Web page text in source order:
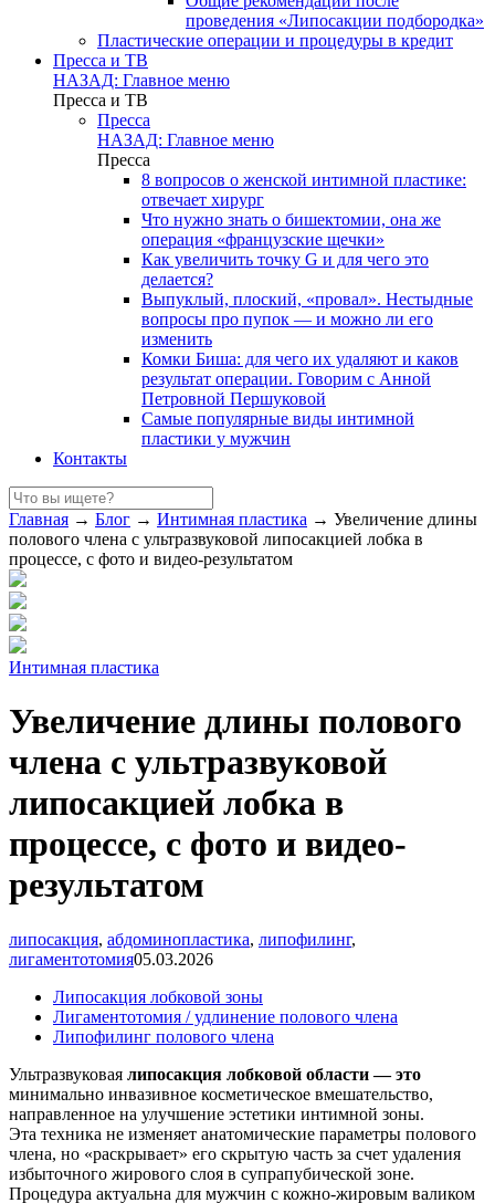
проведения «Липосакции подбородка»
Пластические операции и процедуры в кредит
Пресса и ТВ
НАЗАД: Главное меню
Пресса и ТВ
Пресса
НАЗАД: Главное меню
Пресса
8 вопросов о женской интимной пластике:
отвечает хирург
Что нужно знать о бишектомии, она же
операция «французские щечки»
Как увеличить точку G и для чего это
делается?
Выпуклый, плоский, «провал». Нестыдные
вопросы про пупок — и можно ли его
изменить
Комки Биша: для чего их удаляют и каков
результат операции. Говорим с Анной
Петровной Першуковой
Самые популярные виды интимной
пластики у мужчин
Контакты
Главная → Блог → Интимная пластика → Увеличение длины
полового члена с ультразвуковой липосакцией лобка в
процессе, с фото и видео-результатом
Интимная пластика
Увеличение длины полового
члена с ультразвуковой
липосакцией лобка в
процессе, с фото и видео-
результатом
липосакция, абдоминопластика, липофилинг,
лигаментотомия05.03.2026
Липосакция лобковой зоны
Лигаментотомия / удлинение полового члена
Липофилинг полового члена
Ультразвуковая липосакция лобковой области — это
минимально инвазивное косметическое вмешательство,
направленное на улучшение эстетики интимной зоны.
Эта техника не изменяет анатомические параметры полового
члена, но «раскрывает» его скрытую часть за счет удаления
избыточного жирового слоя в супрапубической зоне.
Процедура актуальна для мужчин с кожно-жировым валиком